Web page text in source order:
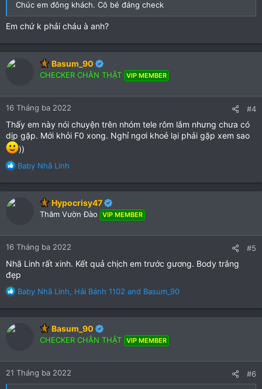
Chúc em đông khách. Cô bé đáng check
Em chứ k phải cháu à anh?
Basum_90
CHECKER CHÂN THẬT VIP MEMBER
16 Tháng ba 2022 #4
Thấy em này nói chuyện trên nhóm tele rôm lắm nhưng chưa có
dịp gặp. Mới khỏi F0 xong. Nghỉ ngơi khoẻ lại phải gặp xem sao
))
R
n
s
:
Baby Nhã Linh
Hypocrisy47
Thăm Vườn Đào VIP MEMBER
16 Tháng ba 2022 #5
Nhã Linh rất xinh. Kết quả chịch em trước gương. Body trắng
đẹp
R
n
s
:
Baby Nhã Linh, Hải Bánh 1102 and Basum_90
Basum_90
CHECKER CHÂN THẬT VIP MEMBER
21 Tháng ba 2022 #6